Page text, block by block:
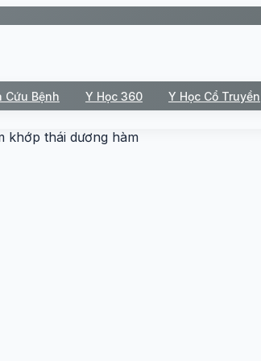
Cứu Bệnh Y Học 360 Y Học Cổ Truyền
khớp thái dương hàm